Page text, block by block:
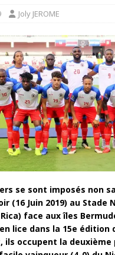
Joly JEROME
se sont imposés non
(16 Juin 2019) au Stade
face aux îles
lice dans la 15e édition
ils occupent la deuxième